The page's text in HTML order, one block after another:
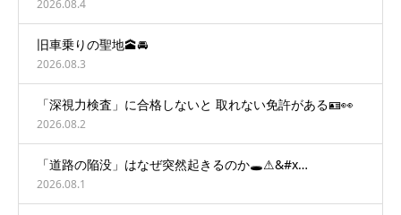
2026.08.4
旧車乗りの聖地🕋🚘
2026.08.3
「深視力検査」に合格しないと 取れない免許がある🪪👀
2026.08.2
「道路の陥没」はなぜ突然起きるのか🕳️⚠&#x…
2026.08.1